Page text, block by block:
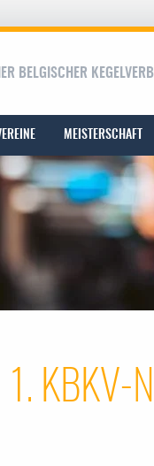
BELGISCHER
MEISTERSCHAFT
1. KBKV-